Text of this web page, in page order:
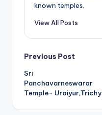
known temples.
View All Posts
Post
navigation
Previous Post
Sri
Panchavarneswarar
Temple- Uraiyur,Trichy